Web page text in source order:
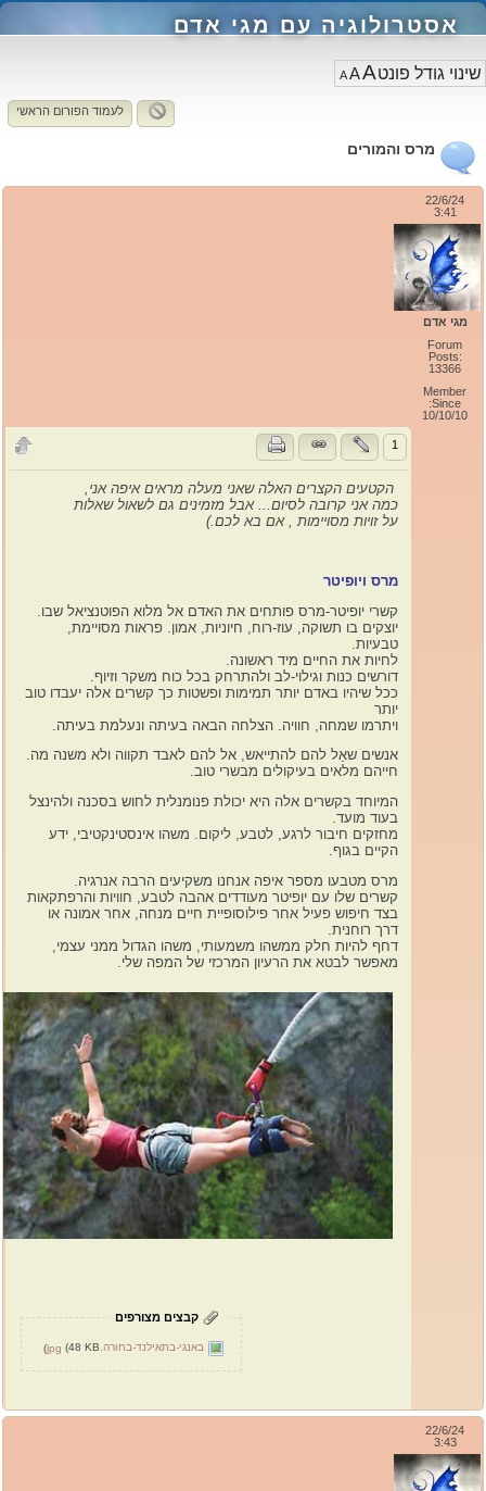
אסטרולוגיה עם מגי אדם
AAA
לעמוד הפורום הראשי
מרס והמורים
22/6/24
3:41
מגי אדם
Forum
Posts:
13366
Member
Since:
10/10/10
1
הקטעים הקצרים האלה שאני מעלה מראים איפה אני,
כמה אני קרובה לסיום...אבל מזמינים גם לשאול שאלות
על זויות מסויימות , אם בא לכם.)
מרס ויופיטר
קשרי יופיטר-מרס פותחים את האדם אל מלוא הפוטנציאל שבו.
יוצקים בו תשוקה, עוז-רוח, חיוניות, אמון. פראות מסויימת,
טבעיות.
לחיות את החיים מיד ראשונה.
דורשים כנות וגילוי-לב ולהתרחק בכל כוח משקר וזיוף.
ככל שיהיו באדם יותר תמימות ופשטות כך קשרים אלה יעבדו טוב
יותר
ויתרמו שמחה, חוויה. הצלחה הבאה בעיתה ונעלמת בעיתה.
אנשים שאַל להם להתייאש, אל להם לאבד תקווה ולא משנה מה.
חייהם מלאים בעיקולים מבשרי טוב.
המיוחד בקשרים אלה היא יכולת פנומנלית לחוש בסכנה ולהינצל
בעוד מועד.
מחזקים חיבור לרגע, לטבע, ליקום. משהו אינסטינקטיבי, ידע
הקיים בגוף.
מרס מטבעו מספר איפה אנחנו משקיעים הרבה אנרגיה.
קשרים שלו עם יופיטר מעודדים אהבה לטבע, חוויות והרפתקאות
בצד חיפוש פעיל אחר פילוסופיית חיים מנחה, אחר אמונה או
דרך רוחנית.
דחף להיות חלק ממשהו משמעותי, משהו הגדול ממני עצמי,
מאפשר לבטא את הרעיון המרכזי של המפה שלי.
קבצים מצורפים
באנגי-בתאילנד-בחורה.jpg(48 KB)
22/6/24
3:43